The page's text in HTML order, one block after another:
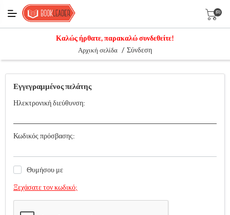
(0)
Καλώς ήρθατε, παρακαλώ συνδεθείτε!
Αρχική σελίδα / Σύνδεση
Εγγεγραμμένος πελάτης
Ηλεκτρονική διεύθυνση:
Κωδικός πρόσβασης:
Θυμήσου με
Ξεχάσατε τον κωδικό;